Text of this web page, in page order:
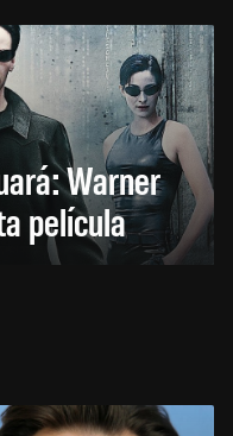
Warner
película